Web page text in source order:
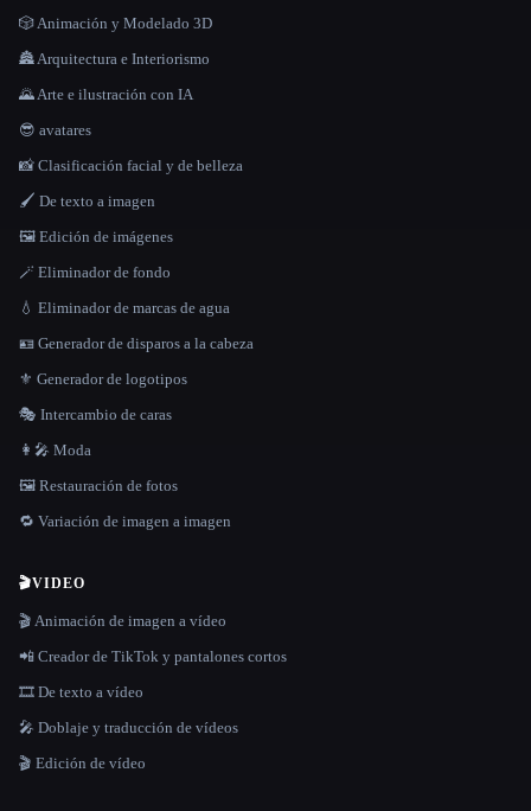
🎲 Animación y Modelado 3D
🏯 Arquitectura e Interiorismo
🌄 Arte e ilustración con IA
😎 avatares
📸 Clasificación facial y de belleza
🖌️ De texto a imagen
🖼️ Edición de imágenes
🪄 Eliminador de fondo
💧 Eliminador de marcas de agua
🪪 Generador de disparos a la cabeza
⚜️ Generador de logotipos
🎭 Intercambio de caras
👩‍🎤 Moda
🖼️ Restauración de fotos
🔁 Variación de imagen a imagen
🎬VIDEO
🎬 Animación de imagen a vídeo
📲 Creador de TikTok y pantalones cortos
🎞️ De texto a vídeo
🎤 Doblaje y traducción de vídeos
🎬 Edición de vídeo